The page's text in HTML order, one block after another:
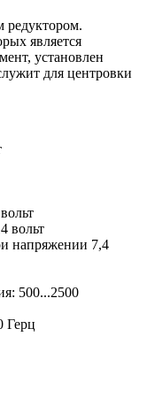
редуктором.
является
установлен
для центровки
вольт
напряжении 7,4
500...2500
Герц